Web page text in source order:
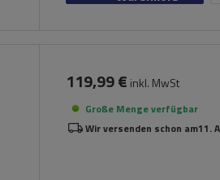
119,99 € inkl. MwSt
Große Menge verfügbar
Wir versenden schon am11.